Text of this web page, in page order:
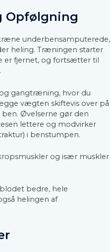
Opfølgning
underbensamputerede,
heling. Træningen starter
er fjernet, og fortsætter til
gangtræning, hvor du
vægten skiftevis over på
Øvelserne gør den
lettere og modvirker
i benstumpen.
og især muskler
bedre, hele
helingen af